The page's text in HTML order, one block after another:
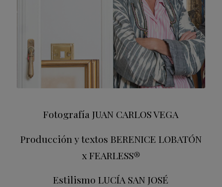
Fotografía JUAN CARLOS VEGA
Producción y textos BERENICE LOBATÓN
x FEARLESS®
Estilismo LUCÍA SAN JOSÉ